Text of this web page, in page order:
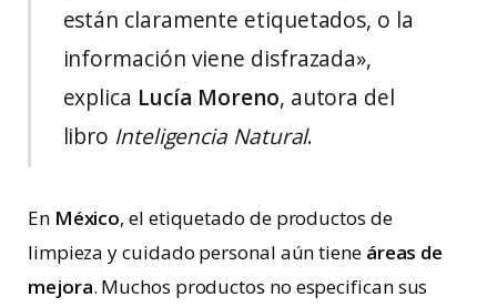
están claramente etiquetados, o la
información viene disfrazada»,
explica Lucía Moreno, autora del
libro Inteligencia Natural.
En México, el etiquetado de productos de
limpieza y cuidado personal aún tiene áreas de
mejora. Muchos productos no especifican sus